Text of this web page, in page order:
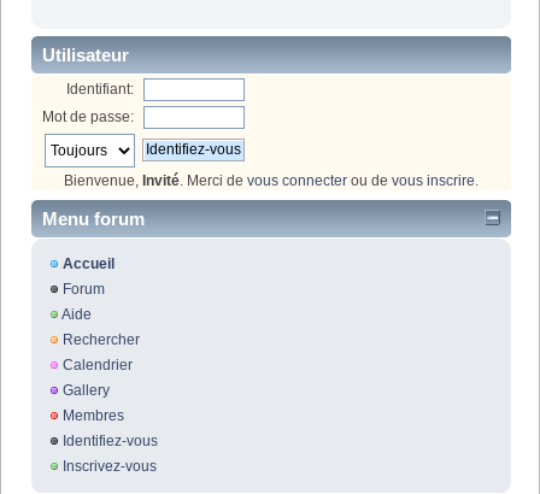
Utilisateur
Identifiant:
Mot de passe:
Bienvenue, Invité . Merci de vous connecter ou de vous inscrire
Menu forum
Accueil
Forum
Aide
Rechercher
Calendrier
Gallery
Membres
Identifiez-vous
Inscrivez-vous